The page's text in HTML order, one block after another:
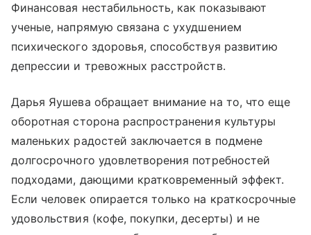
Финансовая нестабильность, как показывают
ученые, напрямую связана с ухудшением
психического здоровья, способствуя развитию
депрессии и тревожных расстройств.
Дарья Яушева обращает внимание на то, что еще
оборотная сторона распространения культуры
маленьких радостей заключается в подмене
долгосрочного удовлетворения потребностей
подходами, дающими кратковременный эффект.
Если человек опирается только на краткосрочные
удовольствия (кофе, покупки, десерты) и не